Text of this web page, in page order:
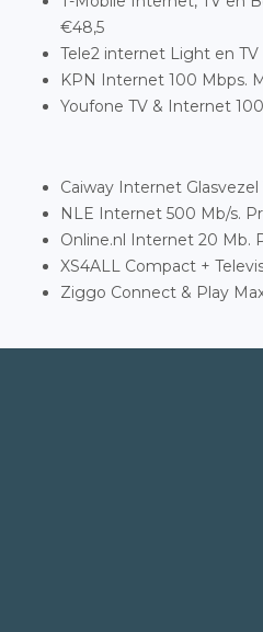
€48,5
Tele2 internet Light en TV
KPN Internet 100 Mbps.
Youfone TV & Internet
Caiway Internet
NLE Internet 500 Mb/s.
Online.nl Internet 20 Mb.
XS4ALL Compact +
Ziggo Connect & Play